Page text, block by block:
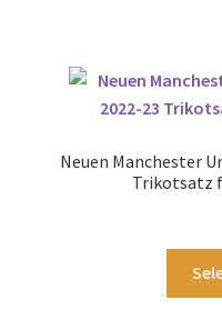
Neuen Manchester
Trikotsatz